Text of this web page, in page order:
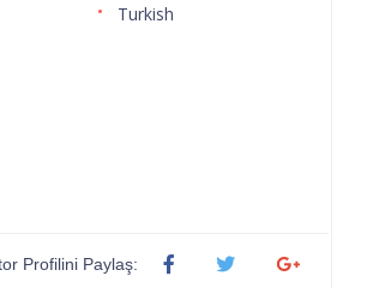
Turkish
Profilini Paylaş: